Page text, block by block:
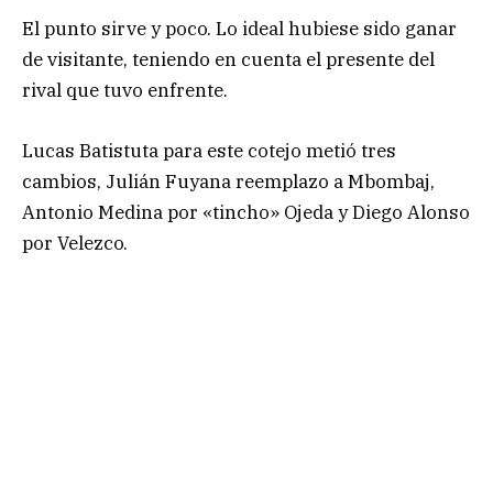
El punto sirve y poco. Lo ideal hubiese sido ganar
de visitante, teniendo en cuenta el presente del
rival que tuvo enfrente.
Lucas Batistuta para este cotejo metió tres
cambios, Julián Fuyana reemplazo a Mbombaj,
Antonio Medina por «tincho» Ojeda y Diego Alonso
por Velezco.